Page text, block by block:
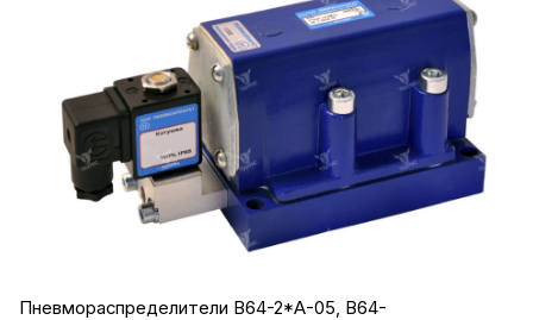
Пневмораспределители В64-2*А-05, В64-